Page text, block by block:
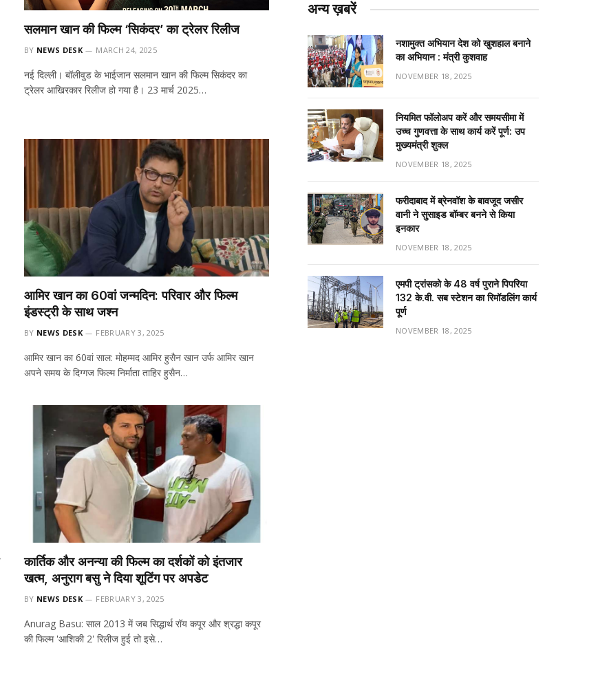
सलमान खान की फिल्म ‘सिकंदर’ का ट्रेलर रिलीज
BY NEWS DESK MARCH 24, 2025
नई दिल्ली। बॉलीवुड के भाईजान सलमान खान की फिल्म सिकंदर का
ट्रेलर आखिरकार रिलीज हो गया है। 23 मार्च 2025…
आमिर खान का 60वां जन्मदिन: परिवार और फिल्म
इंडस्ट्री के साथ जश्न
BY NEWS DESK FEBRUARY 3, 2025
आमिर खान का 60वां साल: मोहम्मद आमिर हुसैन खान उर्फ आमिर खान
अपने समय के दिग्गज फिल्म निर्माता ताहिर हुसैन…
कार्तिक और अनन्या की फिल्म का दर्शकों को इंतजार
खत्म, अनुराग बसु ने दिया शूटिंग पर अपडेट
BY NEWS DESK FEBRUARY 3, 2025
Anurag Basu: साल 2013 में जब सिद्धार्थ रॉय कपूर और श्रद्धा कपूर
की फिल्म 'आशिकी 2' रिलीज हुई तो इसे…
अन्य ख़बरें
नशामुक्त अभियान देश को खुशहाल बनाने
का अभियान : मंत्री कुशवाह
NOVEMBER 18, 2025
नियमित फॉलोअप करें और समयसीमा में
उच्च गुणवत्ता के साथ कार्य करें पूर्ण: उप
मुख्यमंत्री शुक्ल
NOVEMBER 18, 2025
फरीदाबाद में ब्रेनवॉश के बावजूद जसीर
वानी ने सुसाइड बॉम्बर बनने से किया
इनकार
NOVEMBER 18, 2025
एमपी ट्रांसको के 48 वर्ष पुराने पिपरिया
132 के.वी. सब स्टेशन का रिमॉडलिंग कार्य
पूर्ण
NOVEMBER 18, 2025